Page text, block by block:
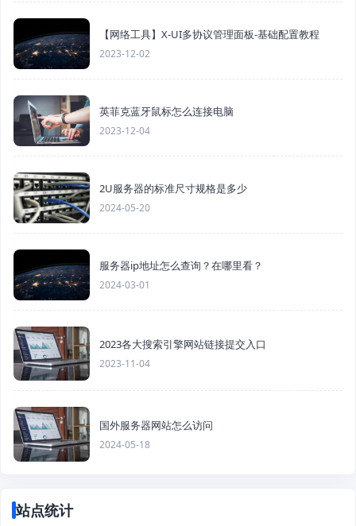
【网络工具】X-UI多协议管理面板-基础配置教程
2023-12-02
英菲克蓝牙鼠标怎么连接电脑
2023-12-04
2U服务器的标准尺寸规格是多少
2024-05-20
服务器ip地址怎么查询？在哪里看？
2024-03-01
2023各大搜索引擎网站链接提交入口
2023-11-04
国外服务器网站怎么访问
2024-05-18
站点统计